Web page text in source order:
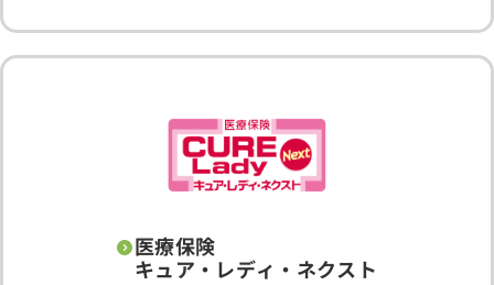
医療保険
キュア・レディ・ネクスト